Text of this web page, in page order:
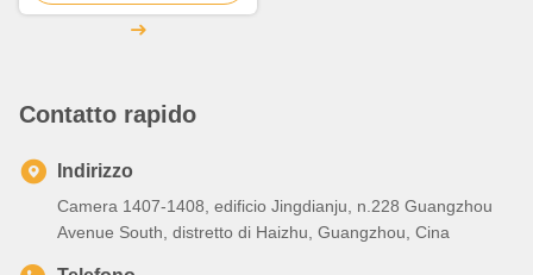
Contatto rapido
Indirizzo
Camera 1407-1408, edificio Jingdianju, n.228 Guangzhou
Avenue South, distretto di Haizhu, Guangzhou, Cina